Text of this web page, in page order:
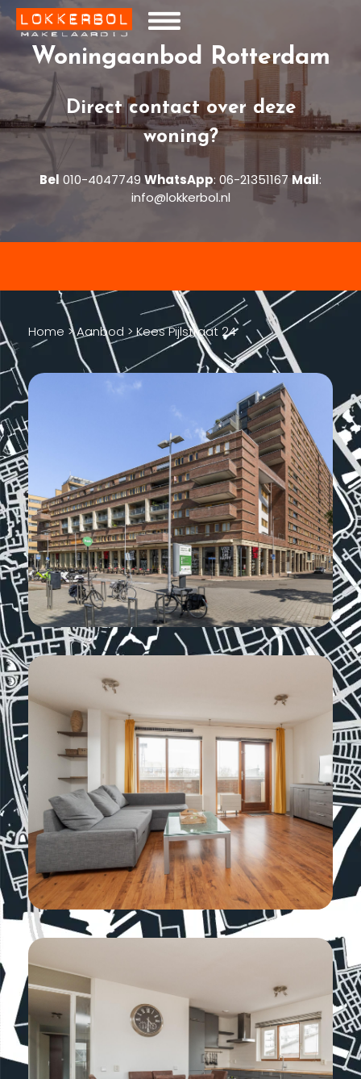
Woningaanbod Rotterdam
Direct contact over deze
woning?
Bel 010-4047749 WhatsApp: 06-21351167 Mail:
info@lokkerbol.nl
Home >Aanbod >Kees Pijlstraat 24